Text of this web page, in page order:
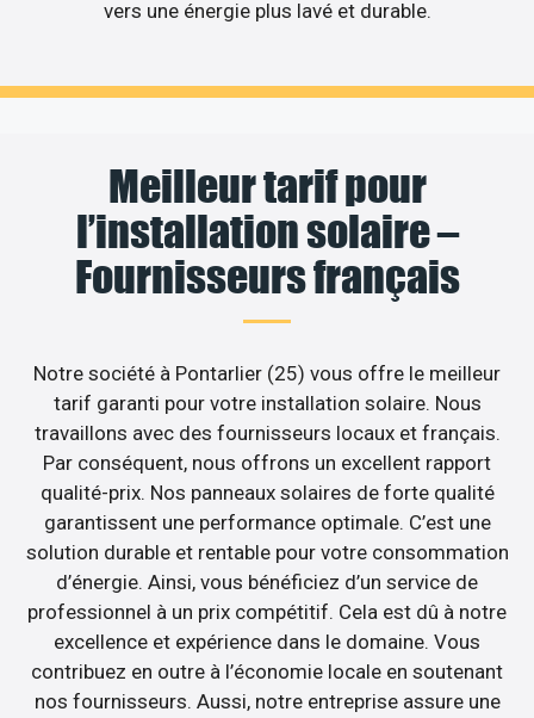
vers une énergie plus lavé et durable.
Meilleur tarif pour
l’installation solaire –
Fournisseurs français
Notre société à Pontarlier (25) vous offre le meilleur
tarif garanti pour votre installation solaire. Nous
travaillons avec des fournisseurs locaux et français.
Par conséquent, nous offrons un excellent rapport
qualité-prix. Nos panneaux solaires de forte qualité
garantissent une performance optimale. C’est une
solution durable et rentable pour votre consommation
d’énergie. Ainsi, vous bénéficiez d’un service de
professionnel à un prix compétitif. Cela est dû à notre
excellence et expérience dans le domaine. Vous
contribuez en outre à l’économie locale en soutenant
nos fournisseurs. Aussi, notre entreprise assure une